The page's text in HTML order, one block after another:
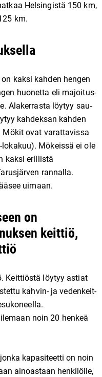
Helsingistä 150 km,
km.
kaksi kahden hengen
huonetta eli ma­joi­tus­
Ala­ker­ras­ta löy­tyy sau­
kahdeksan kahden
Mökit ovat varattavissa
Mö­keis­sä ei ole
kaksi erillistä
rannalla.
uimaan.
on
keittiö,
Keit­ti­ös­tä löytyy as­ti­at
kah­vin- ja ve­den­keit­
noin 20 henkeä
ka­pa­si­teet­ti on noin
ai­no­as­taan hen­ki­löl­le,